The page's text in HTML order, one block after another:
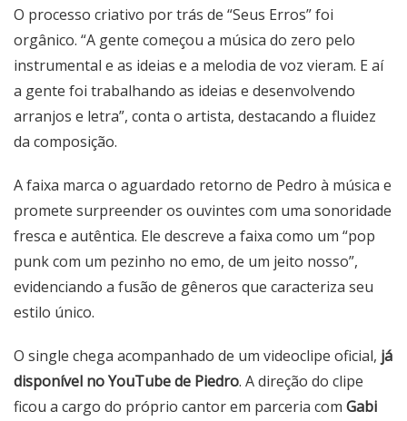
O processo criativo por trás de “Seus Erros” foi
orgânico. “A gente começou a música do zero pelo
instrumental e as ideias e a melodia de voz vieram. E aí
a gente foi trabalhando as ideias e desenvolvendo
arranjos e letra”, conta o artista, destacando a fluidez
da composição.
A faixa marca o aguardado retorno de Pedro à música e
promete surpreender os ouvintes com uma sonoridade
fresca e autêntica. Ele descreve a faixa como um “pop
punk com um pezinho no emo, de um jeito nosso”,
evidenciando a fusão de gêneros que caracteriza seu
estilo único.
O single chega acompanhado de um videoclipe oficial, já
disponível no YouTube de Piedro. A direção do clipe
ficou a cargo do próprio cantor em parceria com Gabi